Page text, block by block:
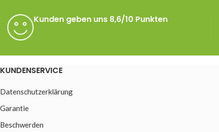
Kunden geben uns 8,6/10 Punkten
KUNDENSERVICE
Datenschutzerklärung
Garantie
Beschwerden